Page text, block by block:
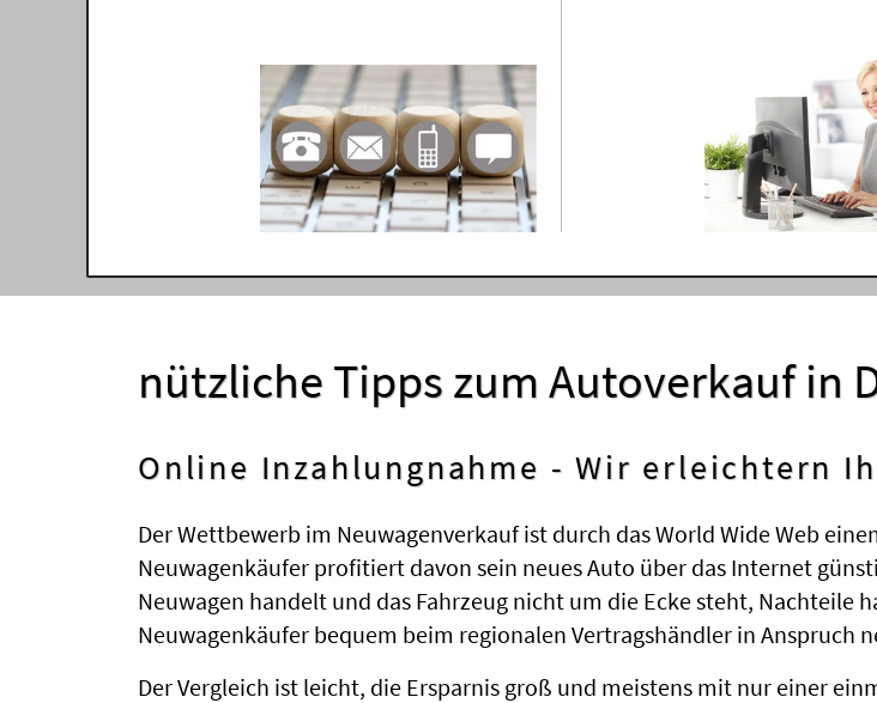
nützliche Tipps zum Autoverkauf in
Online Inzahlungnahme - Wir erleichtern
Der Wettbewerb im Neuwagenverkauf ist durch das World Wide Web
Neuwagenkäufer profitiert davon sein neues Auto über das Internet
Neuwagen handelt und das Fahrzeug nicht um die Ecke steht,
Neuwagenkäufer bequem beim regionalen Vertragshändler in Anspruch
Der Vergleich ist leicht, die Ersparnis groß und meistens mit nur einer